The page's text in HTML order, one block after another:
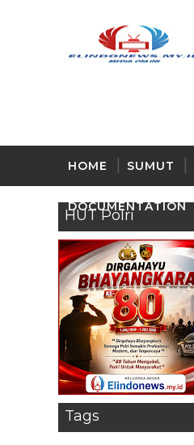
HOME SUMUT
DOCUMENTATION
HUT Polri
Tags